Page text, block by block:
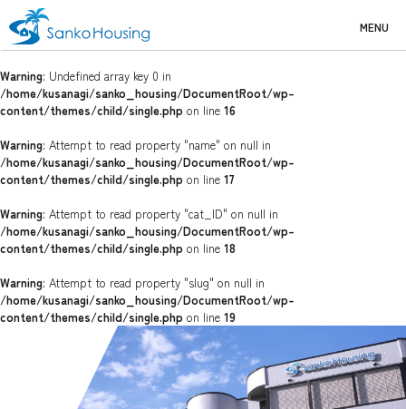
MENU
Warning: Undefined array key 0 in
/home/kusanagi/sanko_housing/DocumentRoot/wp-
content/themes/child/single.php on line 16
Warning: Attempt to read property "name" on null in
/home/kusanagi/sanko_housing/DocumentRoot/wp-
content/themes/child/single.php on line 17
Warning: Attempt to read property "cat_ID" on null in
/home/kusanagi/sanko_housing/DocumentRoot/wp-
content/themes/child/single.php on line 18
Warning: Attempt to read property "slug" on null in
/home/kusanagi/sanko_housing/DocumentRoot/wp-
content/themes/child/single.php on line 19